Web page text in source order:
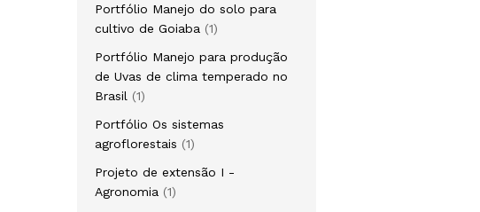
Portfólio Manejo do solo para
cultivo de Goiaba
11
Portfólio Manejo para produção
de Uvas de clima temperado no
Brasil
11
Portfólio Os sistemas
agroflorestais
11
Projeto de extensão I -
Agronomia
11